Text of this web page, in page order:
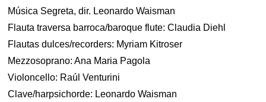
Música Segreta, dir. Leonardo Waisman
Flauta traversa barroca/baroque flute: Claudia Diehl
Flautas dulces/recorders: Myriam Kitroser
Mezzosoprano: Ana Maria Pagola
Violoncello: Raúl Venturini
Clave/harpsichorde: Leonardo Waisman